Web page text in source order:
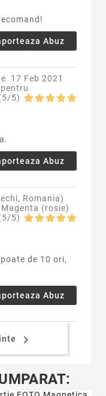
Abuz
17 Feb 2021
5/5)
Abuz
Romania)
(rosie)
5/5)
de 10 ori,
Abuz
